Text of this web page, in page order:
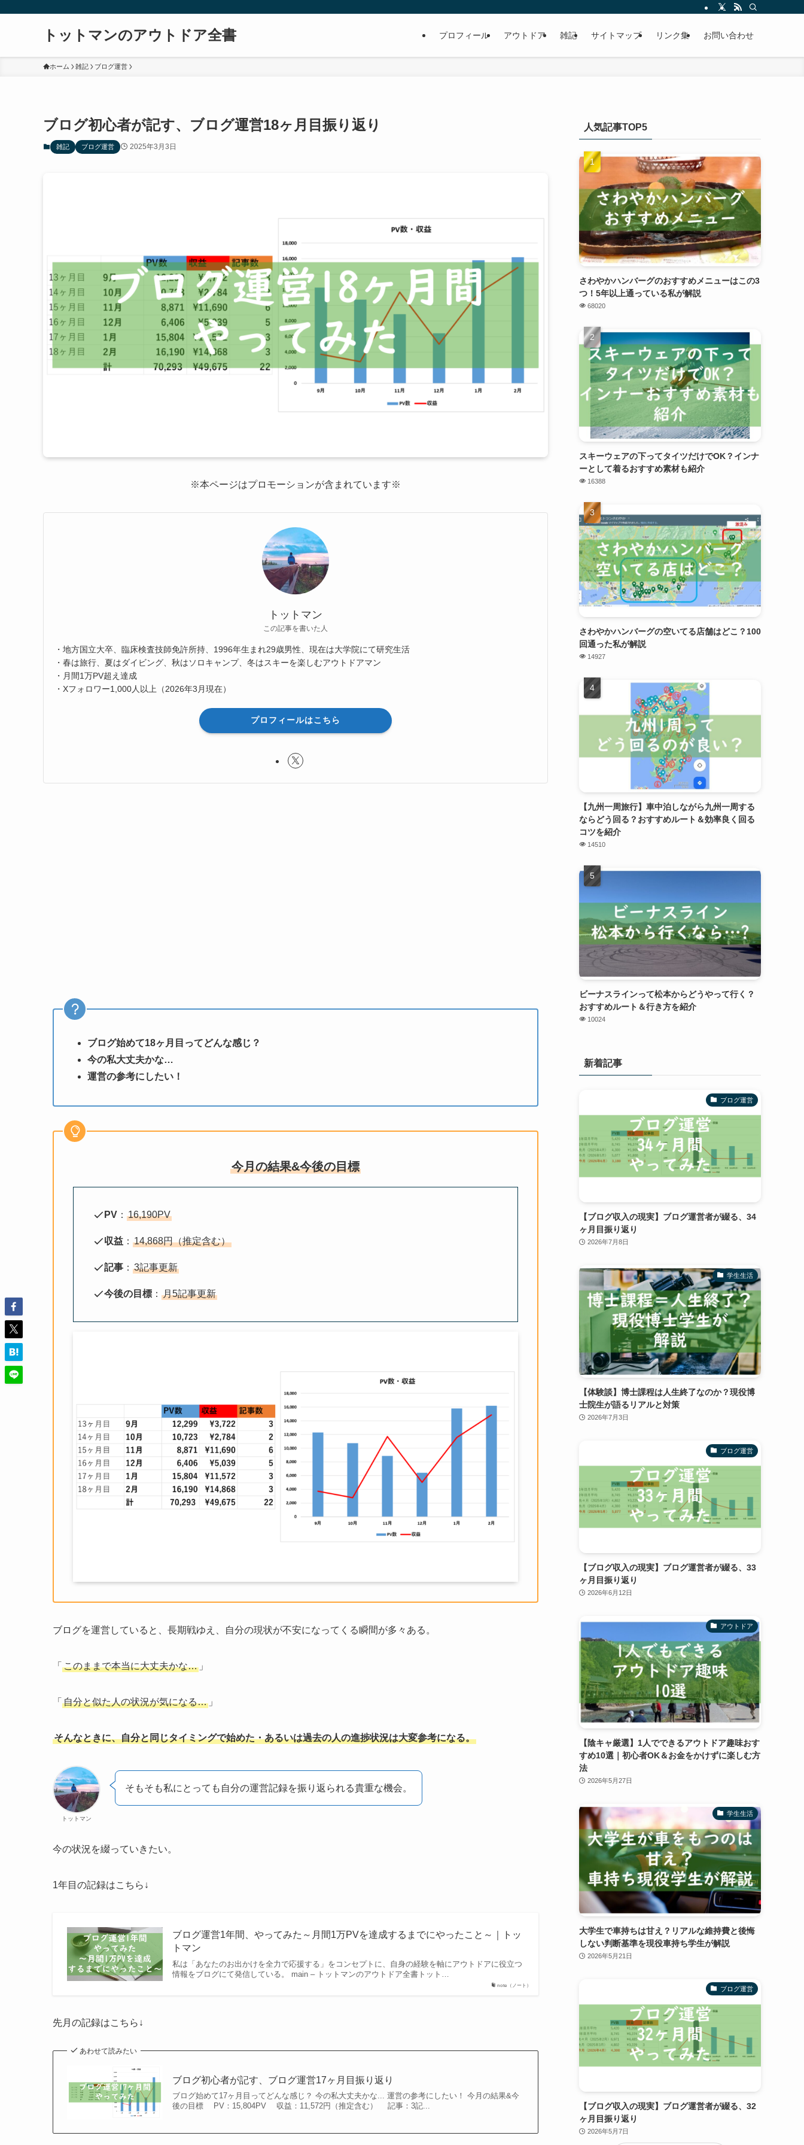
トットマンのアウトドア全書 プロフィール アウトドア 雑記 サイトマップ リンク集 お問い合わせ
ホーム 雑記 ブログ運営
ブログ初心者が記す、ブログ運営18ヶ月目振り返り
雑記 ブログ運営 2025年3月3日
※本ページはプロモーションが含まれています※
トットマン
この記事を書いた人
・地方国立大卒、臨床検査技師免許所持、1996年生まれ29歳男性、現在は大学院にて研究生活
・春は旅行、夏はダイビング、秋はソロキャンプ、冬はスキーを楽しむアウトドアマン
・月間1万PV超え達成
・Xフォロワー1,000人以上（2026年3月現在）
プロフィールはこちら
ブログ始めて18ヶ月目ってどんな感じ？
今の私大丈夫かな…
運営の参考にしたい！
今月の結果&今後の目標
PV ：16,190PV
収益 ：14,868円（推定含む）
記事 ：3記事更新
今後の目標 ：月5記事更新
ブログを運営していると、長期戦ゆえ、自分の現状が不安になってくる瞬間が多々ある。
「 このままで本当に大丈夫かな… 」
「 自分と似た人の状況が気になる… 」
そんなときに、自分と同じタイミングで始めた・あるいは過去の人の進捗状況は大変参考になる。
トットマン
そもそも私にとっても自分の運営記録を振り返られる貴重な機会。
今の状況を綴っていきたい。
1年目の記録はこちら↓
note（ノート）
ブログ運営1年間、やってみた～月間1万PVを達成するまでにやったこと～｜トッ
トマン
私は「あなたのお出かけを全力で応援する」をコンセプトに、自身の経験を軸にアウトドアに役立つ
情報をブログにて発信している。 main – トットマンのアウトドア全書トット…
先月の記録はこちら↓
あわせて読みたい
ブログ初心者が記す、ブログ運営17ヶ月目振り返り
ブログ始めて17ヶ月目ってどんな感じ？ 今の私大丈夫かな... 運営の参考にしたい！ 今月の結果&今
後の目標 PV：15,804PV 収益：11,572円（推定含む） 記事：3記...
人気記事TOP5
さわやかハンバーグのおすすめメニューはこの3
つ！5年以上通っている私が解説
68020
スキーウェアの下ってタイツだけでOK？インナ
ーとして着るおすすめ素材も紹介
16388
さわやかハンバーグの空いてる店舗はどこ？100
回通った私が解説
14927
【九州一周旅行】車中泊しながら九州一周する
ならどう回る？おすすめルート＆効率良く回る
コツを紹介
14510
ビーナスラインって松本からどうやって行く？
おすすめルート＆行き方を紹介
10024
新着記事
ブログ運営
【ブログ収入の現実】ブログ運営者が綴る、34
ヶ月目振り返り
2026年7月8日
学生生活
【体験談】博士課程は人生終了なのか？現役博
士院生が語るリアルと対策
2026年7月3日
ブログ運営
【ブログ収入の現実】ブログ運営者が綴る、33
ヶ月目振り返り
2026年6月12日
アウトドア
【陰キャ厳選】1人でできるアウトドア趣味おす
すめ10選｜初心者OK＆お金をかけずに楽しむ方
法
2026年5月27日
学生生活
大学生で車持ちは甘え？リアルな維持費と後悔
しない判断基準を現役車持ち学生が解説
2026年5月21日
ブログ運営
【ブログ収入の現実】ブログ運営者が綴る、32
ヶ月目振り返り
2026年5月7日